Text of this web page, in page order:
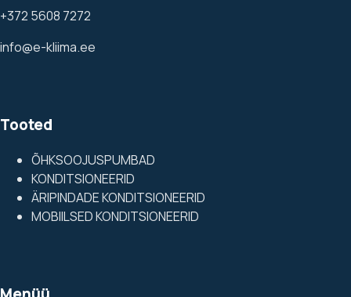
+372 5608 7272
info@e-kliima.ee
Tooted
ÕHKSOOJUSPUMBAD
KONDITSIONEERID
ÄRIPINDADE KONDITSIONEERID
MOBIILSED KONDITSIONEERID